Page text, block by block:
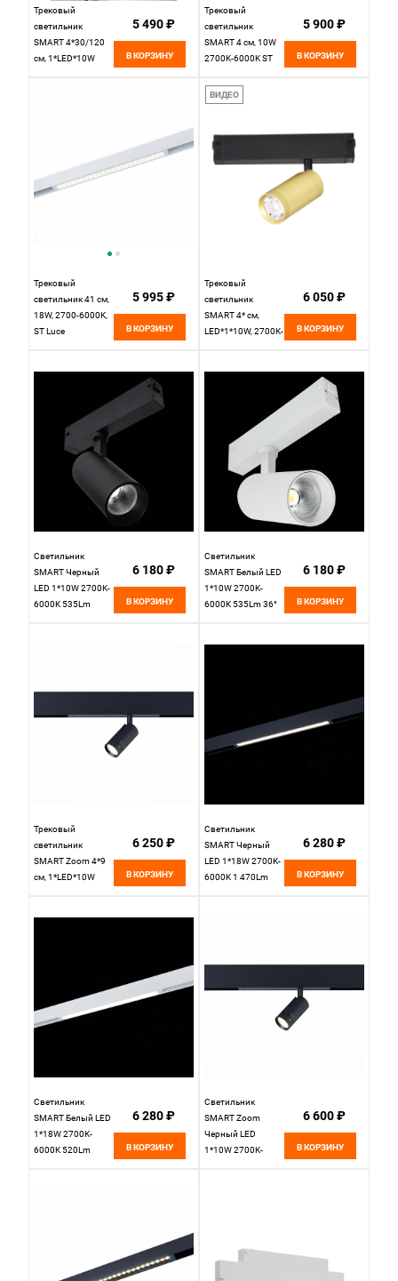
Трековый
светильник
SMART 4*30/120
см, 1*LED*10W
5 490 ₽
В КОРЗИНУ
Трековый
светильник
SMART 4 см, 10W
2700K-6000K ST
ST660.596.10
Белый
5 900 ₽
В КОРЗИНУ
Трековый
светильник 41 см,
18W, 2700-6000K,
ST Luce
5 995 ₽
В КОРЗИНУ
ВИДЕО
Трековый
светильник
SMART 4* см,
LED*1*10W, 2700K-
6 050 ₽
В КОРЗИНУ
Светильник
SMART Черный
LED 1*10W 2700K-
6000K 535Lm
6 180 ₽
В КОРЗИНУ
Светильник
SMART Белый LED
1*10W 2700K-
6000K 535Lm 36°
6 180 ₽
В КОРЗИНУ
Трековый
светильник
SMART Zoom 4*9
см, 1*LED*10W
6 250 ₽
В КОРЗИНУ
Светильник
SMART Черный
LED 1*18W 2700K-
6000K 1 470Lm
6 280 ₽
В КОРЗИНУ
Светильник
SMART Белый LED
1*18W 2700K-
6000K 520Lm
6 280 ₽
В КОРЗИНУ
Светильник
SMART Zoom
Черный LED
1*10W 2700K-
6 600 ₽
В КОРЗИНУ